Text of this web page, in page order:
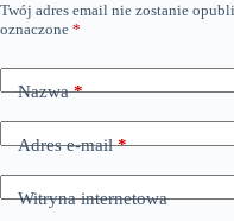
Twój adres email nie zostanie
oznaczone *
Nazwa*
Adres e-mail*
Witryna internetowa